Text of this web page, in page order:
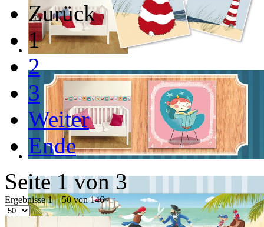
Zurück
1
2
3
Weiter
Ende
Seite 1 von 3
Ergebnisse 1 – 50 von 146